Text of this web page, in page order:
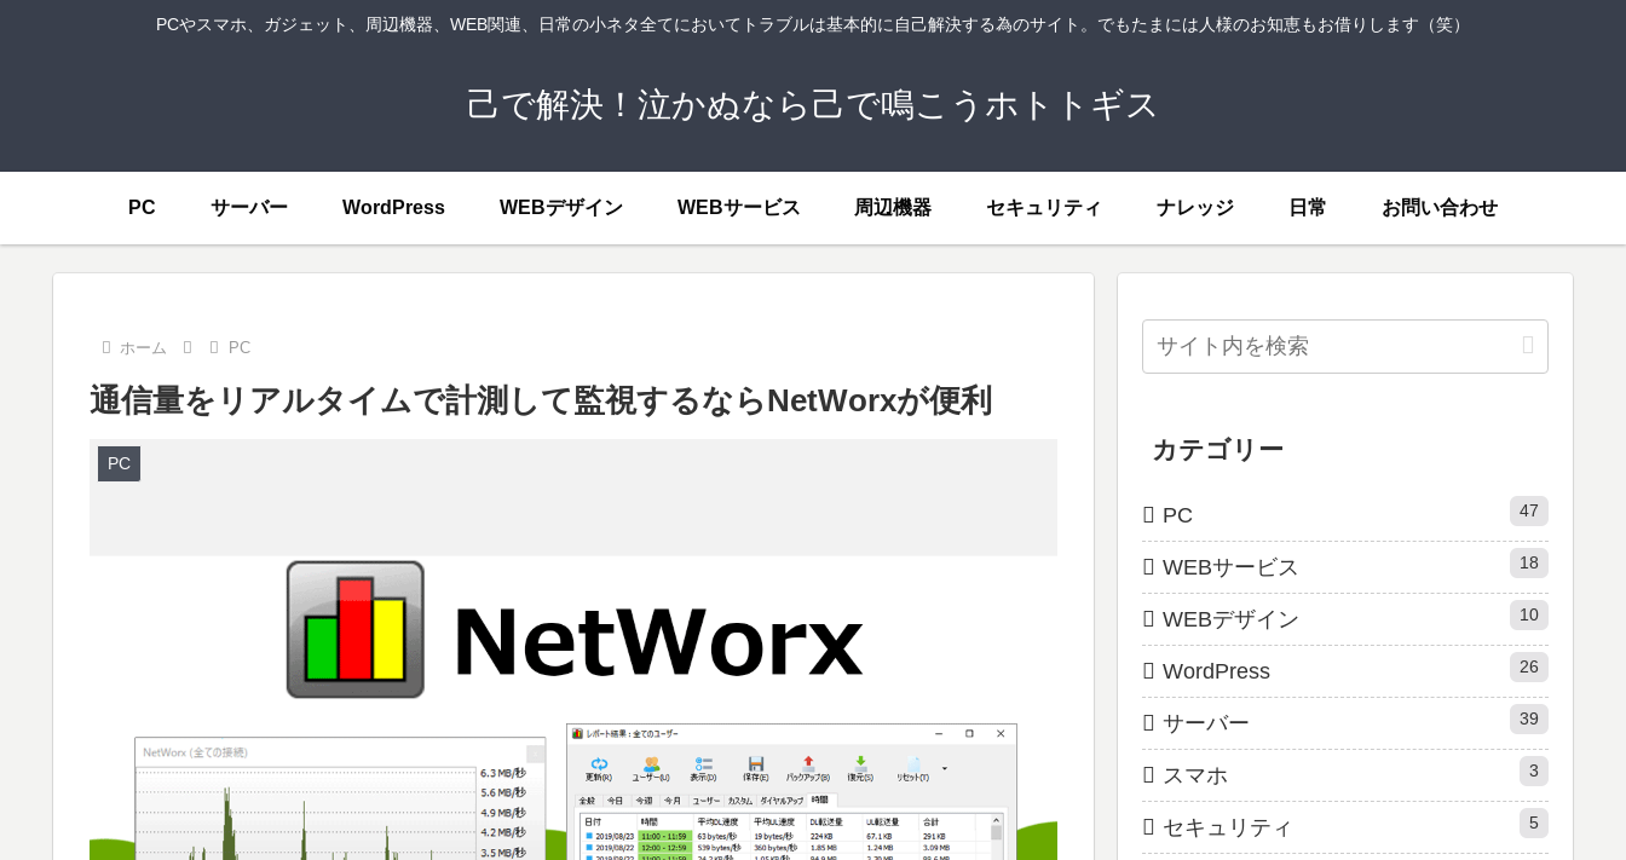
PCやスマホ、ガジェット、周辺機器、WEB関連、日常の小ネタ全てにおいてトラブルは基本的に自己解決する為のサイト。でもたまには人様のお知恵もお借りします（笑）
己で解決！泣かぬなら己で鳴こうホトトギス
PC サーバー WordPress WEBデザイン WEBサービス 周辺機器 セキュリティ ナレッジ 日常 お問い合わせ
ホーム PC
通信量をリアルタイムで計測して監視するならNetWorxが便利
PC
カテゴリー
PC 47
WEBサービス 18
WEBデザイン 10
WordPress 26
サーバー 39
スマホ 3
セキュリティ 5